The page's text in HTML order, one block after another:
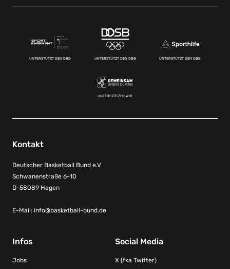
UNTERSTÜTZT DEN DBB UNTERSTÜTZT DEN DBB UNTERSTÜTZT DEN DBB
UNTERSTÜTZEN WIR
Kontakt
Deutscher Basketball Bund e.V
Schwanenstraße 6-10
D-58089 Hagen
E-Mail: info@basketball-bund.de
Infos
Jobs
Social Media
X (fka Twitter)